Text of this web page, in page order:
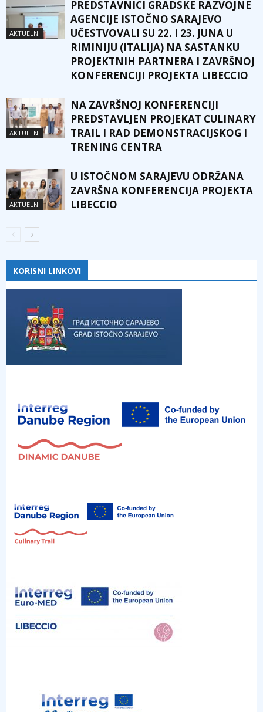
AKTUELNI
PREDSTAVNICI GRADSKE RAZVOJNE
AGENCIJE ISTOČNO SARAJEVO
UČESTVOVALI SU 22. I 23. JUNA U
RIMINIJU (ITALIJA) NA SASTANKU
PROJEKTNIH PARTNERA I ZAVRŠNOJ
KONFERENCIJI PROJEKTA LIBECCIO
AKTUELNI
NA ZAVRŠNOJ KONFERENCIJI
PREDSTAVLJEN PROJEKAT CULINARY
TRAIL I RAD DEMONSTRACIJSKOG I
TRENING CENTRA
AKTUELNI
U ISTOČNOM SARAJEVU ODRŽANA
ZAVRŠNA KONFERENCIJA PROJEKTA
LIBECCIO
KORISNI LINKOVI